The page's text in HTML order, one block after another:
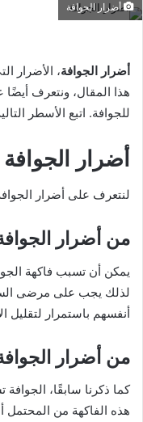
أضرار الجوافة
أضرار الجوافة، الأضرار
هذا المقال، ونتعرف أيضًا
للجوافة. اتبع الأسطر
أضرار الجوافة
لنتعرف على أضرار
من أضرار
يمكن أن تسبب فاكهة
لذلك يجب على مرضى
أنفسهم باستمرار لتقليل
من أضرار
كما ذكرنا سابقًا،
هذه الفاكهة من المحتمل